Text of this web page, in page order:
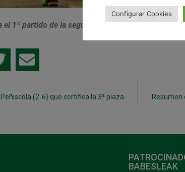
el 1º partido de la segunda vuelta en Palma.
(2-6) que certifica la 3ª plaza Resumen
BABESLEAK
Configurar Cookies